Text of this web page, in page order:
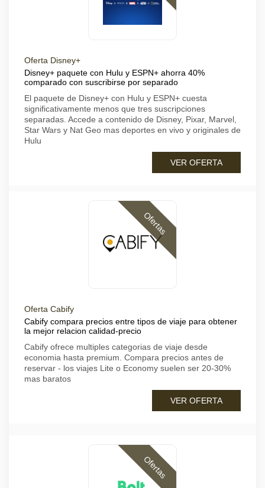
Oferta Disney+
Disney+ paquete con Hulu y ESPN+ ahorra 40%
comparado con suscribirse por separado
El paquete de Disney+ con Hulu y ESPN+ cuesta
significativamente menos que tres suscripciones
separadas. Accede a contenido de Disney, Pixar, Marvel,
Star Wars y Nat Geo mas deportes en vivo y originales de
Hulu
VER OFERTA
Ofertas
Oferta Cabify
Cabify compara precios entre tipos de viaje para obtener
la mejor relacion calidad-precio
Cabify ofrece multiples categorias de viaje desde
economia hasta premium. Compara precios antes de
reservar - los viajes Lite o Economy suelen ser 20-30%
mas baratos
VER OFERTA
Ofertas